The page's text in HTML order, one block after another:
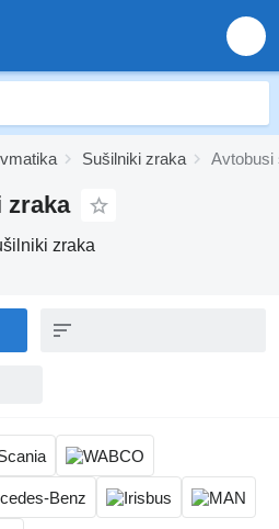
Sušilniki zraka Avtobusi
zraka
zraka